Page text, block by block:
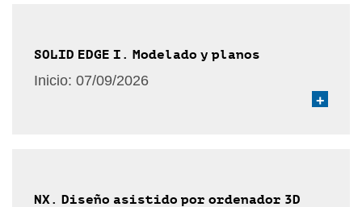
SOLID EDGE I. Modelado y planos
Inicio: 07/09/2026
+
NX. Diseño asistido por ordenador 3D